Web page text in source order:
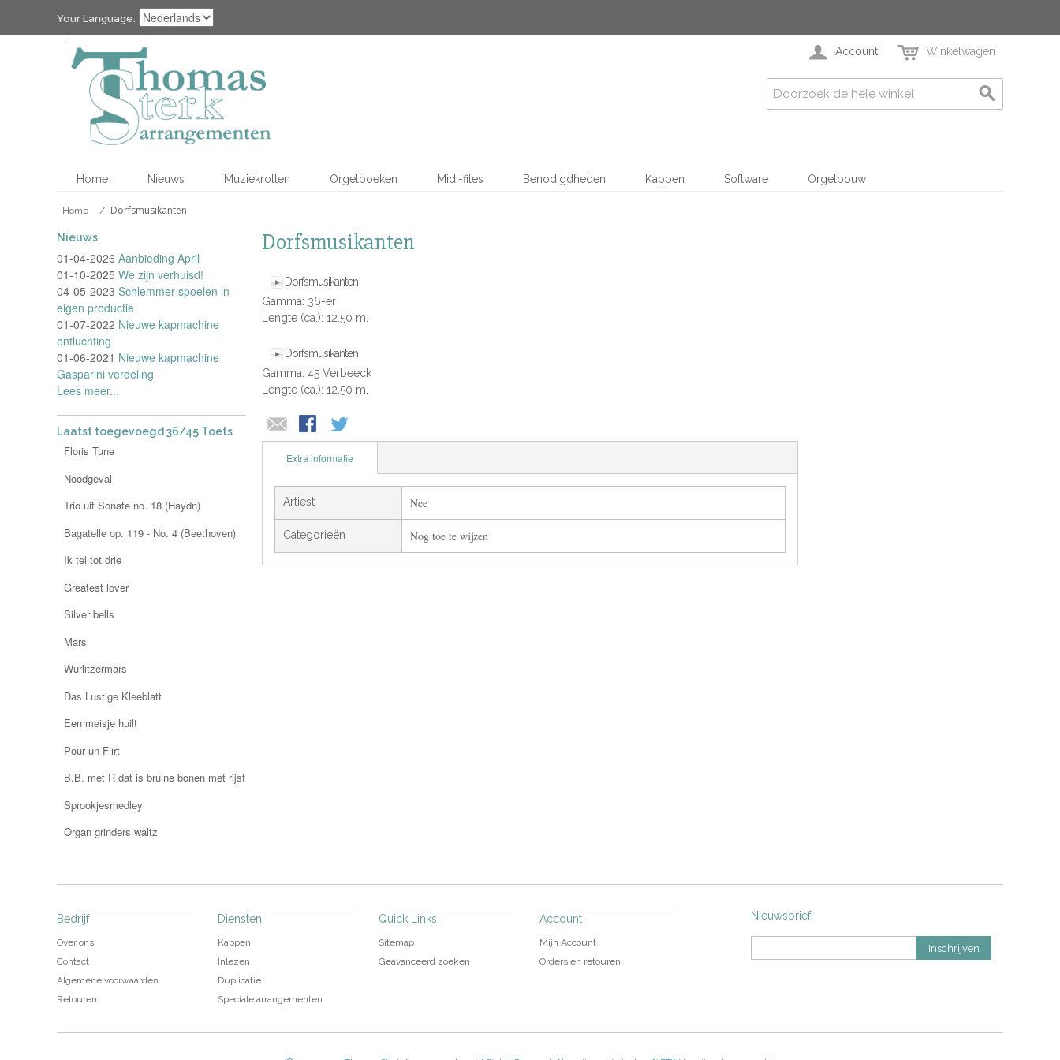
Your Language:
Account Winkelwagen
Home Nieuws Muziekrollen Orgelboeken Midi-files Benodigdheden Kappen Software Orgelbouw
Home / Dorfsmusikanten
Dorfsmusikanten
Dorfsmusikanten
Gamma: 36-er
Lengte (ca.): 12.50 m.
Dorfsmusikanten
Gamma: 45 Verbeeck
Lengte (ca.): 12.50 m.
Extra informatie
Artiest Nee
Categorieën Nog toe te wijzen
Nieuws
01-04-2026 Aanbieding April
01-10-2025 We zijn verhuisd!
04-05-2023 Schlemmer spoelen in
eigen productie
01-07-2022 Nieuwe kapmachine
ontluchting
01-06-2021 Nieuwe kapmachine
Gasparini verdeling
Lees meer...
Laatst toegevoegd 36/45 Toets
Floris Tune
Noodgeval
Trio uit Sonate no. 18 (Haydn)
Bagatelle op. 119 - No. 4 (Beethoven)
Ik tel tot drie
Greatest lover
Silver bells
Mars
Wurlitzermars
Das Lustige Kleeblatt
Een meisje huilt
Pour un Flirt
B.B. met R dat is bruine bonen met rijst
Sprookjesmedley
Organ grinders waltz
Nieuwsbrief
Inschrijven
Bedrijf
Over ons
Contact
Algemene voorwaarden
Retouren
Diensten
Kappen
Inlezen
Duplicatie
Speciale arrangementen
Quick Links
Sitemap
Geavanceerd zoeken
Account
Mijn Account
Orders en retouren